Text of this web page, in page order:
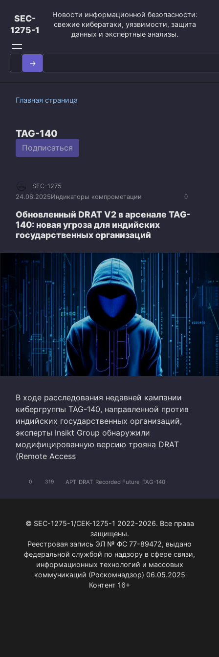
контенту
SEC-
1275-1
Новости информационной безопасности:
свежие кибератаки, уязвимости, защита
данных и экспертные анализы.
Search
for:
Главная страница
TAG-140
Подписаться
0
SEC-1275
24.06.2025Индикаторы компрометации
Обновленный DRAT V2 в арсенале TAG-
140: новая угроза для индийских
государственных организаций
В ходе расследования недавней кампании
кибергруппы TAG-140, направленной против
индийских государственных организаций,
эксперты Insikt Group обнаружили
модифицированную версию трояна DRAT
(Remote Access
0 319 APT DRAT Recorded Future TAG-140
© SEC-1275-1/СЕК-1275-1 2022-2026. Все права
защищены.
Реестровая запись ЭЛ № ФС 77-89472, выдано
федеральной службой по надзору в сфере связи,
информационных технологий и массовых
коммуникаций (Роскомнадзор) 06.05.2025
Контент 16+